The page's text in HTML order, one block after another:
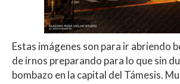
Estas imágenes son para ir abriendo
de irnos preparando para lo que sin
bombazo en la capital del Támesis.